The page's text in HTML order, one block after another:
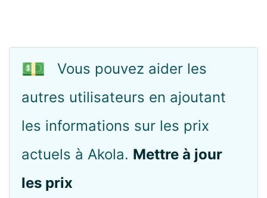
💵
Vous pouvez aider les
autres utilisateurs en ajoutant
les informations sur les prix
actuels à Akola. Mettre à jour
les prix